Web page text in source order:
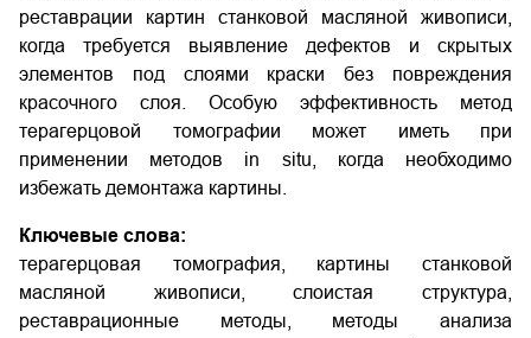
реставрации картин станковой масляной живописи,
когда требуется выявление дефектов и скрытых
элементов под слоями краски без повреждения
красочного слоя. Особую эффективность метод
терагерцовой томографии может иметь при
применении методов in situ, когда необходимо
избежать демонтажа картины.
Ключевые слова:
терагерцовая томография, картины станковой
масляной живописи, слоистая структура,
реставрационные методы, методы анализа